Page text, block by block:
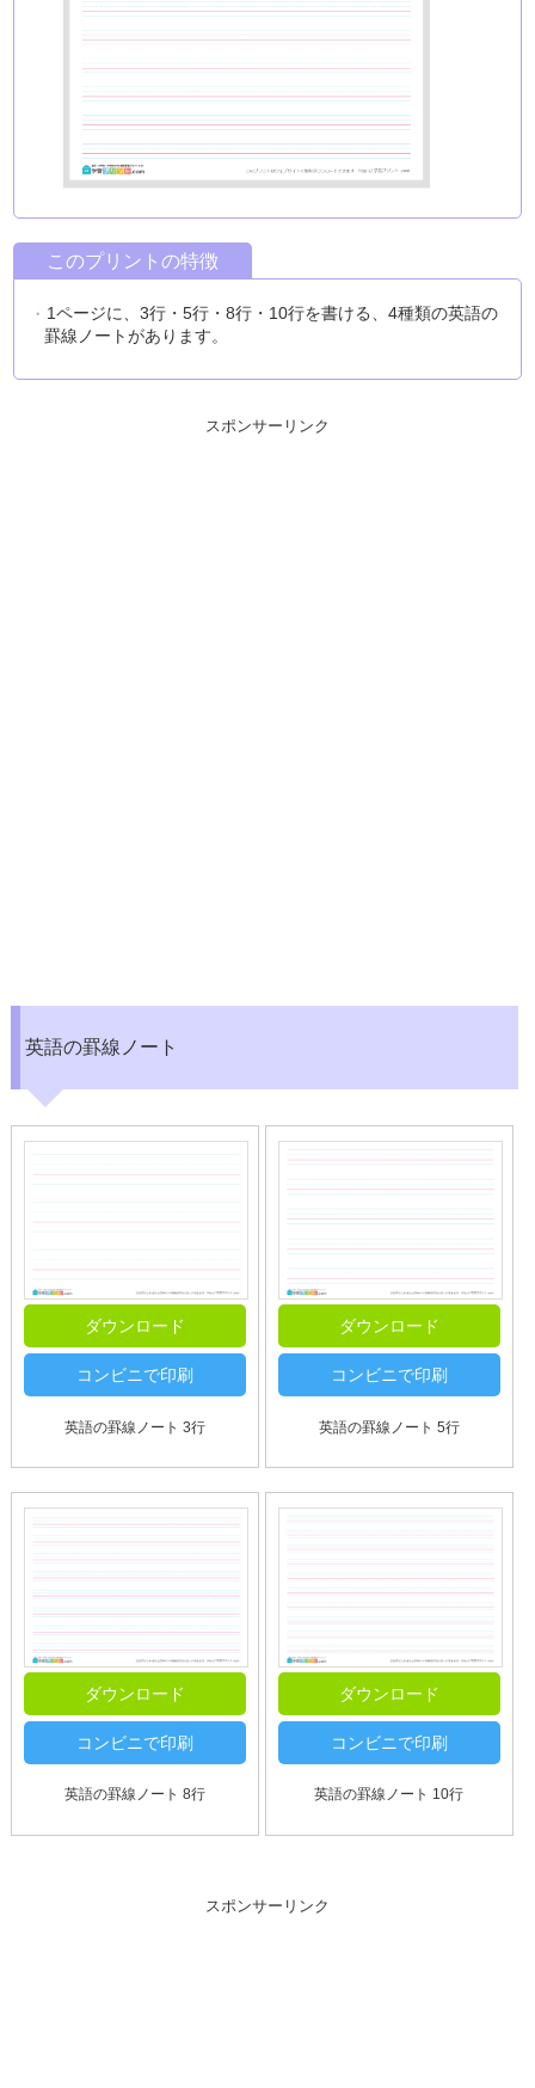
このプリントの特徴
1ページに、3行・5行・8行・10行を書ける、4種類の英語の
罫線ノートがあります。
スポンサーリンク
英語の罫線ノート
ダウンロード
コンビニで印刷
英語の罫線ノート 3行
ダウンロード
コンビニで印刷
英語の罫線ノート 5行
ダウンロード
コンビニで印刷
英語の罫線ノート 8行
ダウンロード
コンビニで印刷
英語の罫線ノート 10行
スポンサーリンク